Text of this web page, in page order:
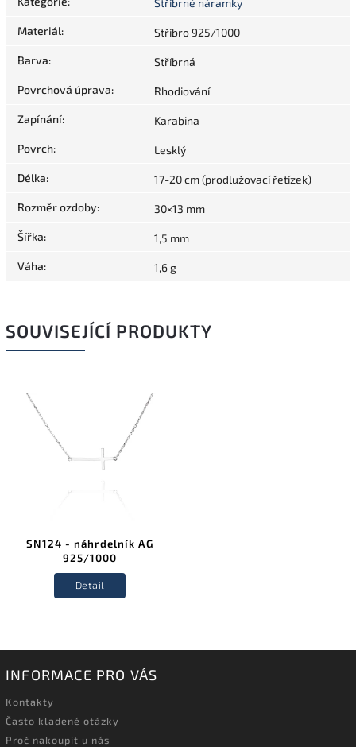
Stříbrné náramky
Materiál: Stříbro 925/1000
Barva: Stříbrná
Povrchová úprava: Rhodiování
Zapínání: Karabina
Povrch: Lesklý
Délka: 17-20 cm (prodlužovací řetízek)
Rozměr ozdoby: 30×13 mm
Šířka: 1,5 mm
Váha: 1,6 g
SOUVISEJÍCÍ PRODUKTY
SN124 - náhrdelník AG
925/1000
Detail
INFORMACE PRO VÁS
Kontakty
Často kladené otázky
Proč nakoupit u nás